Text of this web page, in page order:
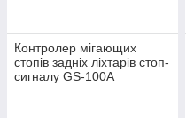
Контролер мігающих
стопів задніх ліхтарів стоп-
сигналу GS-100A